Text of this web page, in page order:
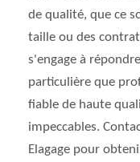
de qualité, que ce
taille ou des
s'engage à
particulière que
fiable de haute
impeccables.
Elagage pour